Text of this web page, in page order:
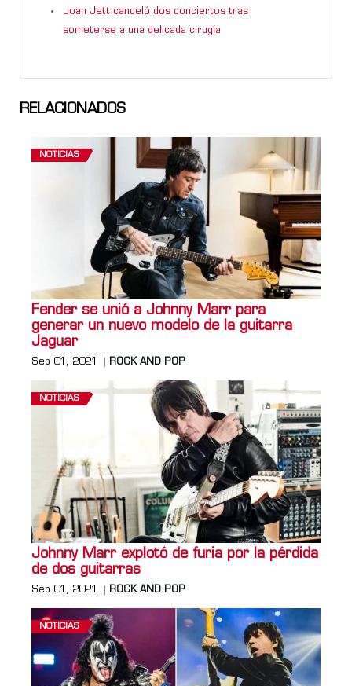
Joan Jett canceló dos conciertos tras
someterse a una delicada cirugía
RELACIONADOS
NOTICIAS
Fender se unió a Johnny Marr para
generar un nuevo modelo de la guitarra
Jaguar
Sep 01, 2021 ROCK AND POP
NOTICIAS
Johnny Marr explotó de furia por la pérdida
de dos guitarras
Sep 01, 2021 ROCK AND POP
NOTICIAS